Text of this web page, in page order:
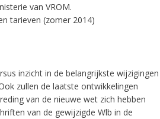
van VROM.
tarieven (zomer 2014)
inzicht in de belangrijkste wijzigingen
zullen de laatste ontwikkelingen
van de nieuwe wet zich hebben
van de gewijzigde Wlb in de